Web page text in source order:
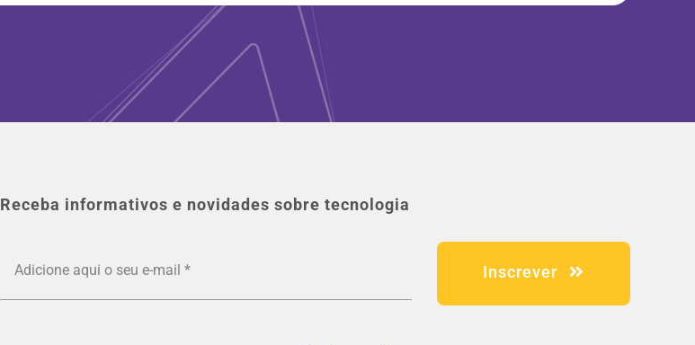
Receba informativos e novidades sobre tecnologia
Inscrever